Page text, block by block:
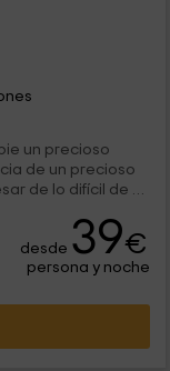
un precioso
de un precioso
de lo difícil de su
desde 39€
persona y noche